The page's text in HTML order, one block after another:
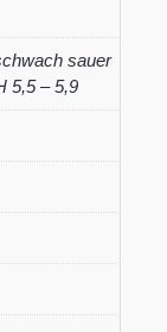
sauer
5,5 – 5,9